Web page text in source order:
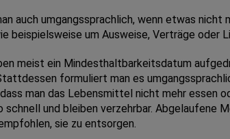
auch umgangssprachlich, wenn etwas
beispielsweise um Ausweise, Verträge oder
meist ein Mindesthaltbarkeitsdatum
formuliert man es
man das Lebensmittel nicht mehr essen
und bleiben verzehrbar. Abgelaufene
sie zu entsorgen.